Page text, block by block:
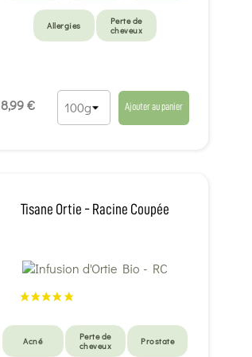
Allergies
Perte de
cheveux
8,99 € Ajouter au panier
Tisane Ortie - Racine Coupée
Acné
Perte de
cheveux
Prostate